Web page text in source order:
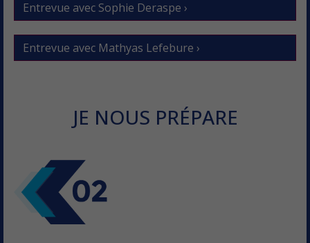
Entrevue avec Sophie Deraspe ›
Entrevue avec Mathyas Lefebure ›
JE NOUS PRÉPARE